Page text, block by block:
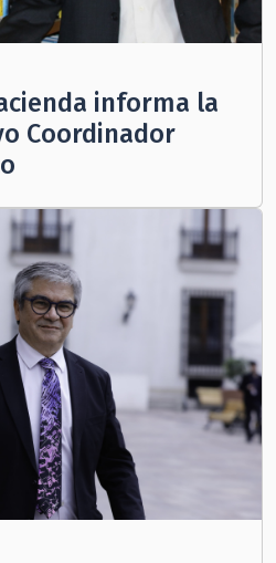
informa la
Coordinador